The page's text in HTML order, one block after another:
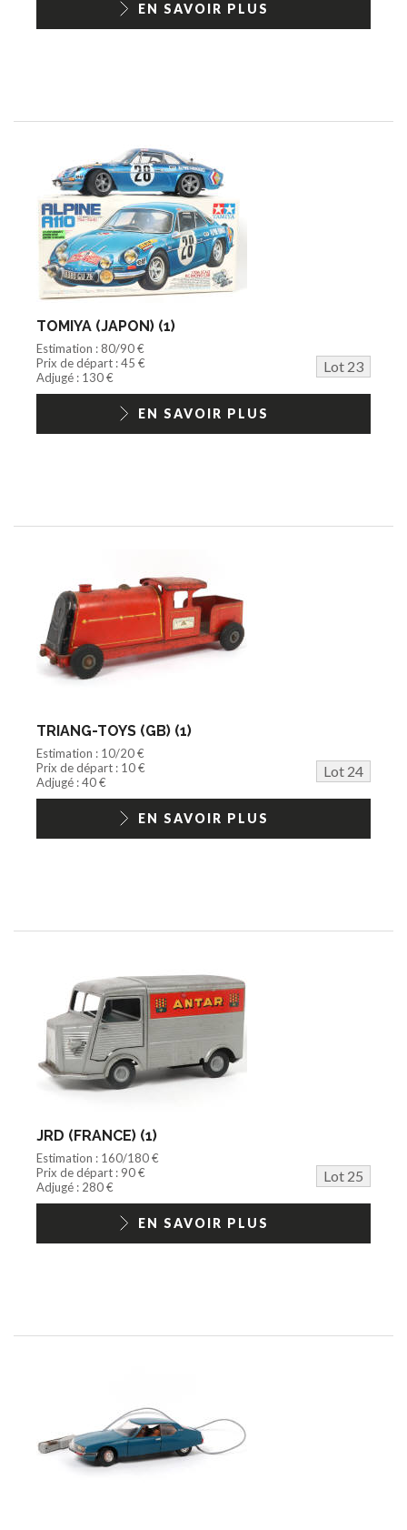
EN SAVOIR PLUS
TOMIYA (JAPON) (1)
Estimation : 80/90 €
Prix de départ : 45 €
Lot 23
Adjugé : 130 €
EN SAVOIR PLUS
TRIANG-TOYS (GB) (1)
Estimation : 10/20 €
Prix de départ : 10 €
Lot 24
Adjugé : 40 €
EN SAVOIR PLUS
JRD (FRANCE) (1)
Estimation : 160/180 €
Prix de départ : 90 €
Lot 25
Adjugé : 280 €
EN SAVOIR PLUS